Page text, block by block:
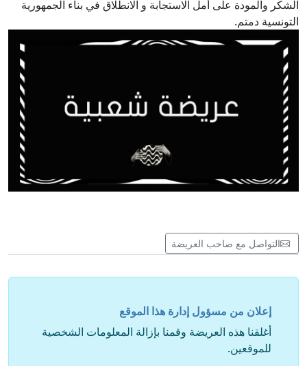
الشكر والمودة على أمل الاستجابة و الانطلاق في بناء الجمهورية
التونسية دمتم.
التواصل مع صاحب العريضة
إعلان من مسؤول إدارة هذا الموقع
أغلقنا هذه العريضة وقمنا بإزالة المعلومات الشخصية
للموقعين.